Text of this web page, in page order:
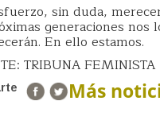
sin duda,
generaciones nos
En ello estamos.
TRIBUNA FEMINISTA
Más